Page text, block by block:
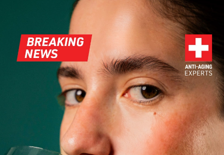
LUNA™護膚
Premium cleansers & balm
LUNA™ 設備
All facial cleansing devices
面膜
Rejuvenation & hydration
UFO™ 設備
All deep facial hydration devices
issa™ Teeth Whitening Set
Dual LED + sonic device & 18% PAP gel
ISSA™ 設備
All silicone sonic toothbrushes
FAQ™ 103
Luxurious clinical anti-aging set
FAQ™ P1 Primer
Manuka honey primer
FAQ™護膚品
All FAQ™ skincare
FAQ™ 211
Anti-aging neck & décolleté LED mask
FAQ™ 221
Anti-aging LED hand mask
FAQ™護膚品
All FAQ™ skincare
FAQ™ Scalp Serum
Scalp recovery probiotic serum
FAQ™護膚品
All FAQ™ skincare
FAQ™產品
All hair treatments
FAQ™ 502
Full-Spectrum Red Light Therapy
FAQ™ Red Light Serum
FAQ™ skincare
All FAQ™ skincare
專業治療
PEACH™ 2 Pro Max
Professional IPL hair removal device
身體護理
BEAR™ 2 body
Microcurrent body toning
預計送達日期8/10/26
預計送達日期8/10/26
愛沙尼亞 8/10/26
預計送達日期8/10/26
預計送達日期 8/10/26
法屬玻里尼西亞 預計送達日期 8/14/26
德國 預計送達日期 8/10/26